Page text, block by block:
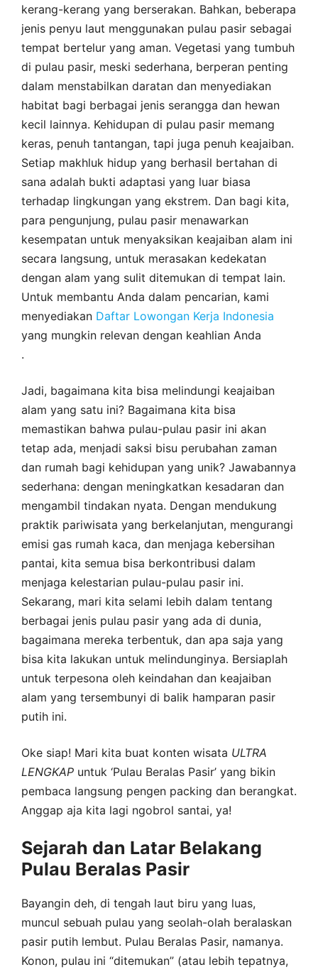
kerang-kerang yang berserakan. Bahkan, beberapa
jenis penyu laut menggunakan pulau pasir sebagai
tempat bertelur yang aman. Vegetasi yang tumbuh
di pulau pasir, meski sederhana, berperan penting
dalam menstabilkan daratan dan menyediakan
habitat bagi berbagai jenis serangga dan hewan
kecil lainnya. Kehidupan di pulau pasir memang
keras, penuh tantangan, tapi juga penuh keajaiban.
Setiap makhluk hidup yang berhasil bertahan di
sana adalah bukti adaptasi yang luar biasa
terhadap lingkungan yang ekstrem. Dan bagi kita,
para pengunjung, pulau pasir menawarkan
kesempatan untuk menyaksikan keajaiban alam ini
secara langsung, untuk merasakan kedekatan
dengan alam yang sulit ditemukan di tempat lain.
Untuk membantu Anda dalam pencarian, kami
menyediakan Daftar Lowongan Kerja Indonesia
yang mungkin relevan dengan keahlian Anda
.
Jadi, bagaimana kita bisa melindungi keajaiban
alam yang satu ini? Bagaimana kita bisa
memastikan bahwa pulau-pulau pasir ini akan
tetap ada, menjadi saksi bisu perubahan zaman
dan rumah bagi kehidupan yang unik? Jawabannya
sederhana: dengan meningkatkan kesadaran dan
mengambil tindakan nyata. Dengan mendukung
praktik pariwisata yang berkelanjutan, mengurangi
emisi gas rumah kaca, dan menjaga kebersihan
pantai, kita semua bisa berkontribusi dalam
menjaga kelestarian pulau-pulau pasir ini.
Sekarang, mari kita selami lebih dalam tentang
berbagai jenis pulau pasir yang ada di dunia,
bagaimana mereka terbentuk, dan apa saja yang
bisa kita lakukan untuk melindunginya. Bersiaplah
untuk terpesona oleh keindahan dan keajaiban
alam yang tersembunyi di balik hamparan pasir
putih ini.
Oke siap! Mari kita buat konten wisata ULTRA
LENGKAP untuk ‘Pulau Beralas Pasir’ yang bikin
pembaca langsung pengen packing dan berangkat.
Anggap aja kita lagi ngobrol santai, ya!
Sejarah dan Latar Belakang
Pulau Beralas Pasir
Bayangin deh, di tengah laut biru yang luas,
muncul sebuah pulau yang seolah-olah beralaskan
pasir putih lembut. Pulau Beralas Pasir, namanya.
Konon, pulau ini “ditemukan” (atau lebih tepatnya,